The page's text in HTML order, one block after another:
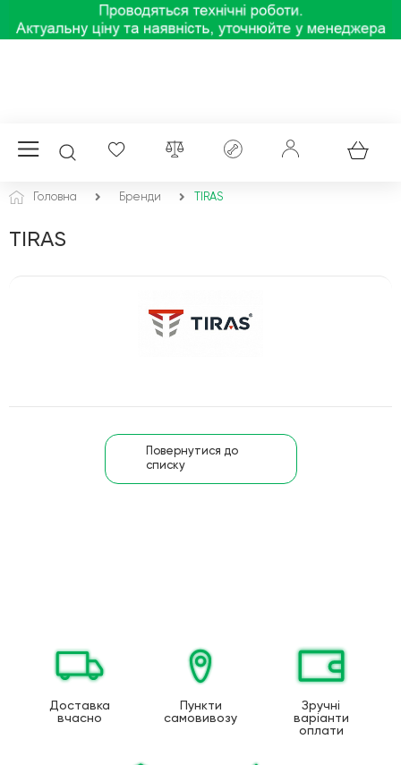
Головна Бренди TIRAS
TIRAS
Повернутися до
списку
Доставка
вчасно
Пункти
самовивозу
Зручні
варіанти
оплати